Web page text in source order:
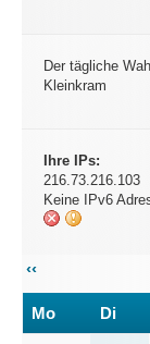
Der tägliche
Kleinkram
Ihre IPs:
216.73.216.103
Keine IPv6
‹‹
Mo Di